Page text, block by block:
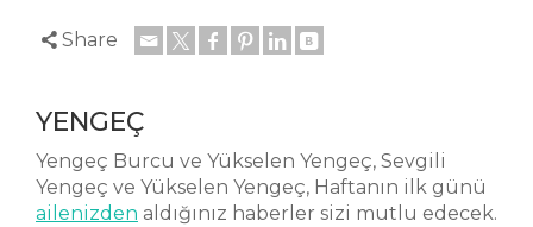
Share
YENGEÇ
Yengeç Burcu ve Yükselen Yengeç, Sevgili
Yengeç ve Yükselen Yengeç, Haftanın ilk günü
ailenizden aldığınız haberler sizi mutlu edecek.